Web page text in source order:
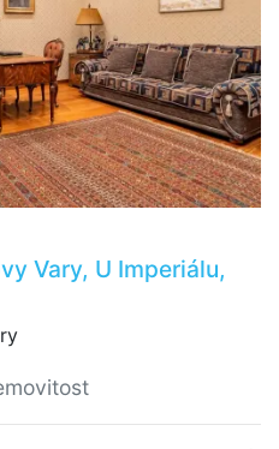
Vary, U Imperiálu,